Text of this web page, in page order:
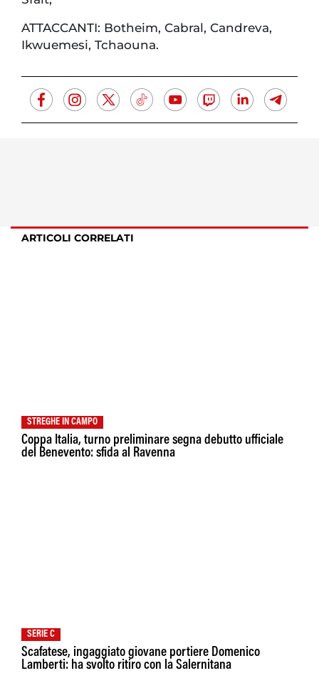
ATTACCANTI: Botheim, Cabral, Candreva,
Ikwuemesi, Tchaouna.
ARTICOLI CORRELATI
STREGHE IN CAMPO
Coppa Italia, turno preliminare segna debutto ufficiale
del Benevento: sfida al Ravenna
SERIE C
Scafatese, ingaggiato giovane portiere Domenico
Lamberti: ha svolto ritiro con la Salernitana